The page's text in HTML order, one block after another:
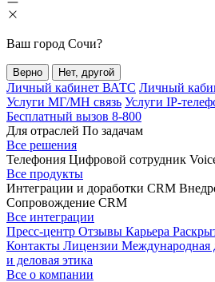
Ваш город Сочи?
Верно Нет, другой
Личный кабинет ВАТС Личный
Услуги МГ/МН связь Услуги IP-
Бесплатный вызов 8-800
Для отраслей По задачам
Все решения
Телефония Цифровой сотрудник
Все продукты
Интеграции и доработки CRM
Сопровождение CRM
Все интеграции
Пресс-центр Отзывы Карьера
Контакты Лицензии Международная
и деловая этика
Все о компании